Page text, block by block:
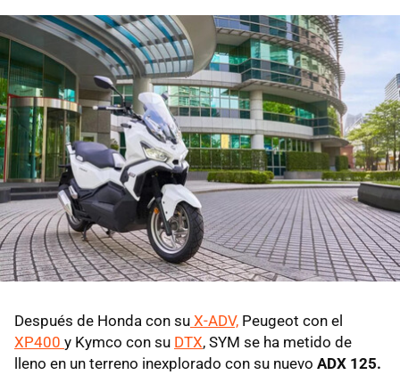
Después de Honda con su X-ADV, Peugeot con el
XP400 y Kymco con su DTX, SYM se ha metido de
lleno en un terreno inexplorado con su nuevo ADX 125.